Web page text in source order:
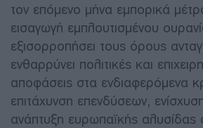
τον επόμενο μήνα εμπορικά
εισαγωγή εμπλουτισμένου
εξισορροπήσει τους όρους
ενθαρρύνει πολιτικές και
αποφάσεις στα ενδιαφερόμενα
επιτάχυνση επενδύσεων,
ανάπτυξη ευρωπαϊκής αλυσίδας